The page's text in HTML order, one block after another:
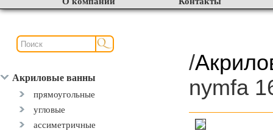
Акриловые ванны
прямоугольные
угловые
ассиметричные
/
nymfa